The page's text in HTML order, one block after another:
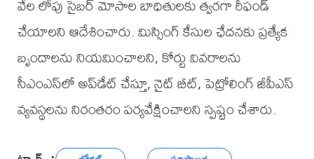
చేయాలని ఆదేశించారు. మిస్సింగ్ కేసుల ఛేదనకు ప్రత్యేక
బృందాలను నియమించాలని, కోర్టు వివరాలను
సీఎంఎస్‌లో అప్‌డేట్ చేస్తూ, నైట్ బీట్, పెట్రోలింగ్ జీపీఎస్
వ్యవస్థలను నిరంతరం పర్యవేక్షించాలని స్పష్టం చేశారు.